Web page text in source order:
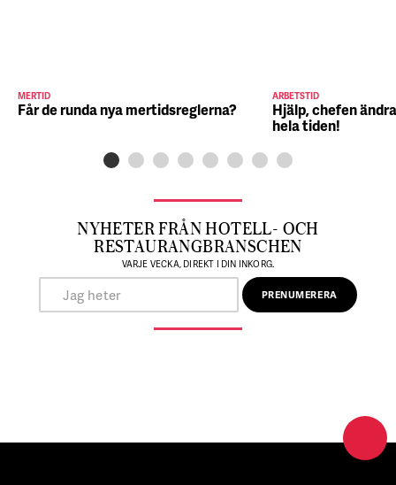
MERTID
Får de runda nya mertidsreglerna?
ARBETSTID
Hjälp, chefen
hela tiden!
NYHETER FRÅN HOTELL- OCH
RESTAURANGBRANSCHEN
VARJE VECKA, DIREKT I DIN INKORG.